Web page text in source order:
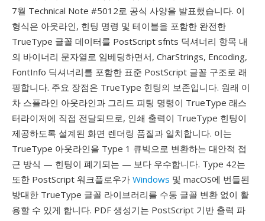
7월 Technical Note #5012로 공식 사양을 발표했습니다. 이
형식은 아웃라인, 힌팅 명령 및 테이블을 포함한 완전한
TrueType 글꼴 데이터를 PostScript sfnts 딕셔너리 항목 내
의 바이너리 문자열로 임베딩하면서, CharStrings, Encoding,
FontInfo 딕셔너리를 포함한 표준 PostScript 글꼴 구조로 래
핑합니다. 주요 장점은 TrueType 힌팅의 보존입니다. 원래 이
차 스플라인 아웃라인과 그리드 피팅 명령이 TrueType 래스
터라이저에 직접 전달되므로, 인쇄 출력이 TrueType 힌팅이
제공하도록 설계된 화면 렌더링 품질과 일치합니다. 이는
TrueType 아웃라인을 Type 1 큐빅으로 변환하는 대안적 접
근 방식 — 힌팅이 폐기되는 — 보다 우수합니다. Type 42는
또한 PostScript 워크플로우가 Windows 및 macOS에 번들된
방대한 TrueType 글꼴 라이브러리를 수동 글꼴 변환 없이 활
용할 수 있게 합니다. PDF 생성기는 PostScript 기반 출력 파